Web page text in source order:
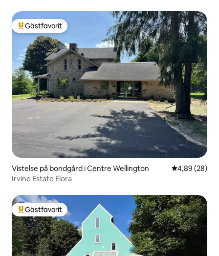
Populär gästfavorit
Gästfavorit
Vistelse på bondgård i Centre Wellington 4,89 av 5 i
4,89 (28)
Irvine Estate Elora
Populär gästfavorit
Gästfavorit